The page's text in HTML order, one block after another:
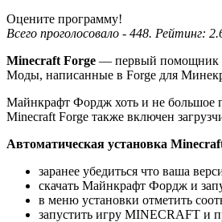
Оцените программу!
Всего проголосовало - 448. Рейтинг:
Minecraft Forge — первый помощник
Моды, написанные в Forge для
Майнкрафт Фордж хоть и не большое
Minecraft Forge также включен
Автоматическая установка
заранее убедиться что ваша
скачать Майнкрафт Фордж и
в меню установки отметить
запустить игру MINECRAFT и